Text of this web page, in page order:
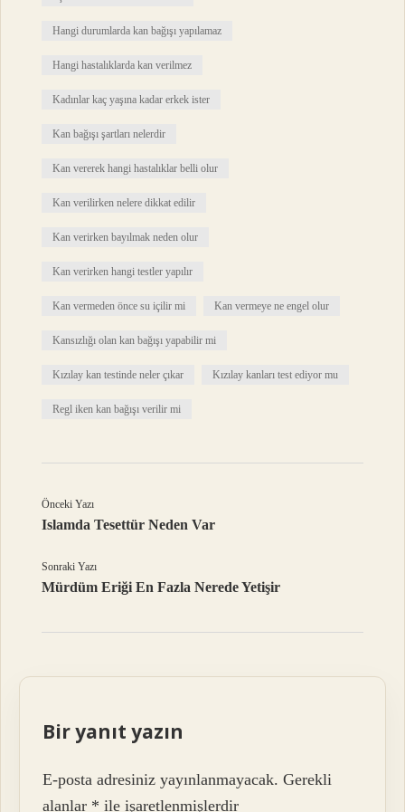
Hangi durumlarda kan bağışı yapılamaz
Hangi hastalıklarda kan verilmez
Kadınlar kaç yaşına kadar erkek ister
Kan bağışı şartları nelerdir
Kan vererek hangi hastalıklar belli olur
Kan verilirken nelere dikkat edilir
Kan verirken bayılmak neden olur
Kan verirken hangi testler yapılır
Kan vermeden önce su içilir mi Kan vermeye ne engel olur
Kansızlığı olan kan bağışı yapabilir mi
Kızılay kan testinde neler çıkar Kızılay kanları test ediyor mu
Regl iken kan bağışı verilir mi
Önceki Yazı
Islamda Tesettür Neden Var
Sonraki Yazı
Mürdüm Eriği En Fazla Nerede Yetişir
Bir yanıt yazın
E-posta adresiniz yayınlanmayacak. Gerekli
alanlar * ile işaretlenmişlerdir